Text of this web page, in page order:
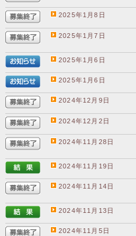
2025年1月8日
2025年1月7日
2025年1月6日
2025年1月6日
2024年12月9日
2024年12月2日
2024年11月28日
2024年11月19日
2024年11月14日
2024年11月13日
2024年11月5日